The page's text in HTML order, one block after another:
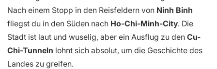
Nach einem Stopp in den Reisfeldern von Ninh Binh
fliegst du in den Süden nach Ho-Chi-Minh-City. Die
Stadt ist laut und wuselig, aber ein Ausflug zu den Cu-
Chi-Tunneln lohnt sich absolut, um die Geschichte des
Landes zu greifen.